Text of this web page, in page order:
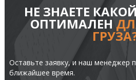
НЕ ЗНАЕТЕ
ОПТИМАЛЕН
Оставьте заявку, и наш менеджер
ближайшее время.